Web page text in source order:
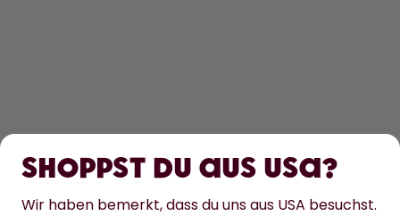
Shoppst du aus USA?
Wir haben bemerkt, dass du uns aus USA besuchst.